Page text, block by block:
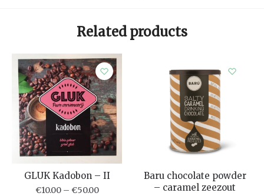
Related products
GLUK Kadobon – II
€10.00– €50.00
Baru chocolate powder
– caramel zeezout